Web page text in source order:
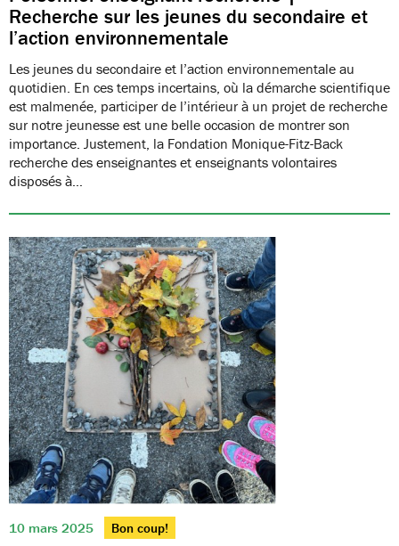
Recherche sur les jeunes du secondaire et
l’action environnementale
Les jeunes du secondaire et l’action environnementale au
quotidien. En ces temps incertains, où la démarche scientifique
est malmenée, participer de l’intérieur à un projet de recherche
sur notre jeunesse est une belle occasion de montrer son
importance. Justement, la Fondation Monique-Fitz-Back
recherche des enseignantes et enseignants volontaires
disposés à…
10 mars 2025 Bon coup!